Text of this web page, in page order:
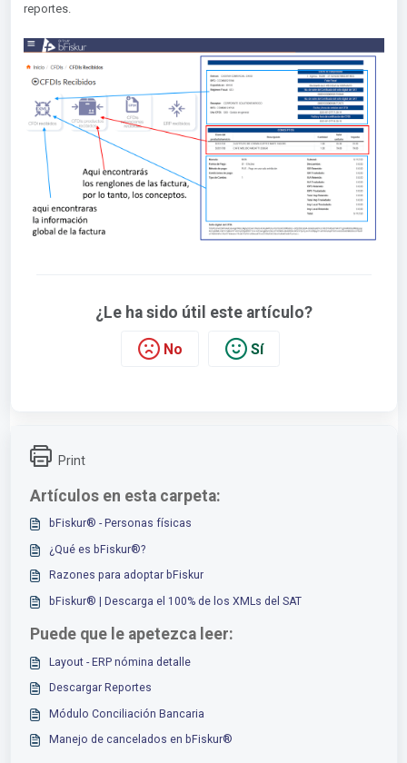
reportes.
¿Le ha sido útil este artículo?
No Sí
Print
Artículos en esta carpeta:
bFiskur®︎ - Personas físicas
¿Qué es bFiskur®?
Razones para adoptar bFiskur
bFiskur®️ | Descarga el 100% de los XMLs del SAT
Puede que le apetezca leer:
Layout - ERP nómina detalle
Descargar Reportes
Módulo Conciliación Bancaria
Manejo de cancelados en bFiskur®︎